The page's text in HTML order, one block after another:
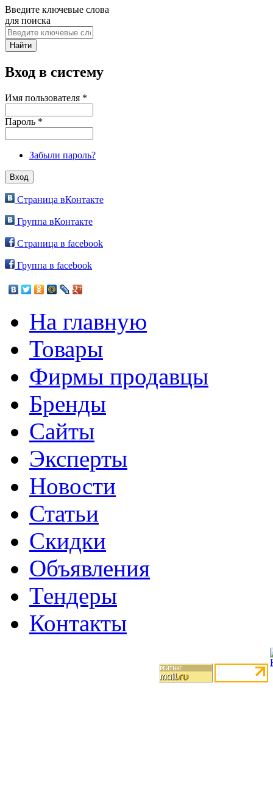
Введите ключевые слова
для поиска
Вход в систему
Имя пользователя *
Пароль *
Забыли пароль?
Страница вКонтакте
Группа вКонтакте
Страница в facebook
Группа в facebook
На главную
Товары
Фирмы продавцы
Бренды
Сайты
Эксперты
Новости
Статьи
Скидки
Объявления
Тендеры
Контакты